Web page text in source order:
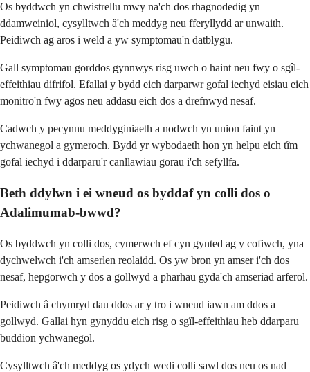
Os byddwch yn chwistrellu mwy na'ch dos rhagnodedig yn
ddamweiniol, cysylltwch â'ch meddyg neu fferyllydd ar unwaith.
Peidiwch ag aros i weld a yw symptomau'n datblygu.
Gall symptomau gorddos gynnwys risg uwch o haint neu fwy o sgîl-
effeithiau difrifol. Efallai y bydd eich darparwr gofal iechyd eisiau eich
monitro'n fwy agos neu addasu eich dos a drefnwyd nesaf.
Cadwch y pecynnu meddyginiaeth a nodwch yn union faint yn
ychwanegol a gymeroch. Bydd yr wybodaeth hon yn helpu eich tîm
gofal iechyd i ddarparu'r canllawiau gorau i'ch sefyllfa.
Beth ddylwn i ei wneud os byddaf yn colli dos o
Adalimumab-bwwd?
Os byddwch yn colli dos, cymerwch ef cyn gynted ag y cofiwch, yna
dychwelwch i'ch amserlen reolaidd. Os yw bron yn amser i'ch dos
nesaf, hepgorwch y dos a gollwyd a pharhau gyda'ch amseriad arferol.
Peidiwch â chymryd dau ddos ​​ar y tro i wneud iawn am ddos ​​a
gollwyd. Gallai hyn gynyddu eich risg o sgîl-effeithiau heb ddarparu
buddion ychwanegol.
Cysylltwch â'ch meddyg os ydych wedi colli sawl dos neu os nad